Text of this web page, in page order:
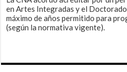
en Artes Integradas y el Doctorado
máximo de años permitido para
(según la normativa vigente).